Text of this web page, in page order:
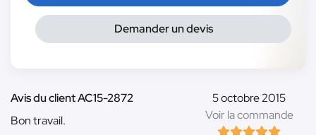
Demander un devis
5 octobre 2015
Voir la commande
Avis du client AC15-2872
Bon travail.